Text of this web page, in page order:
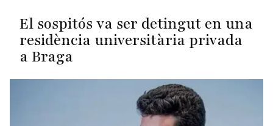
El sospitós va ser detingut en una
residència universitària privada
a Braga